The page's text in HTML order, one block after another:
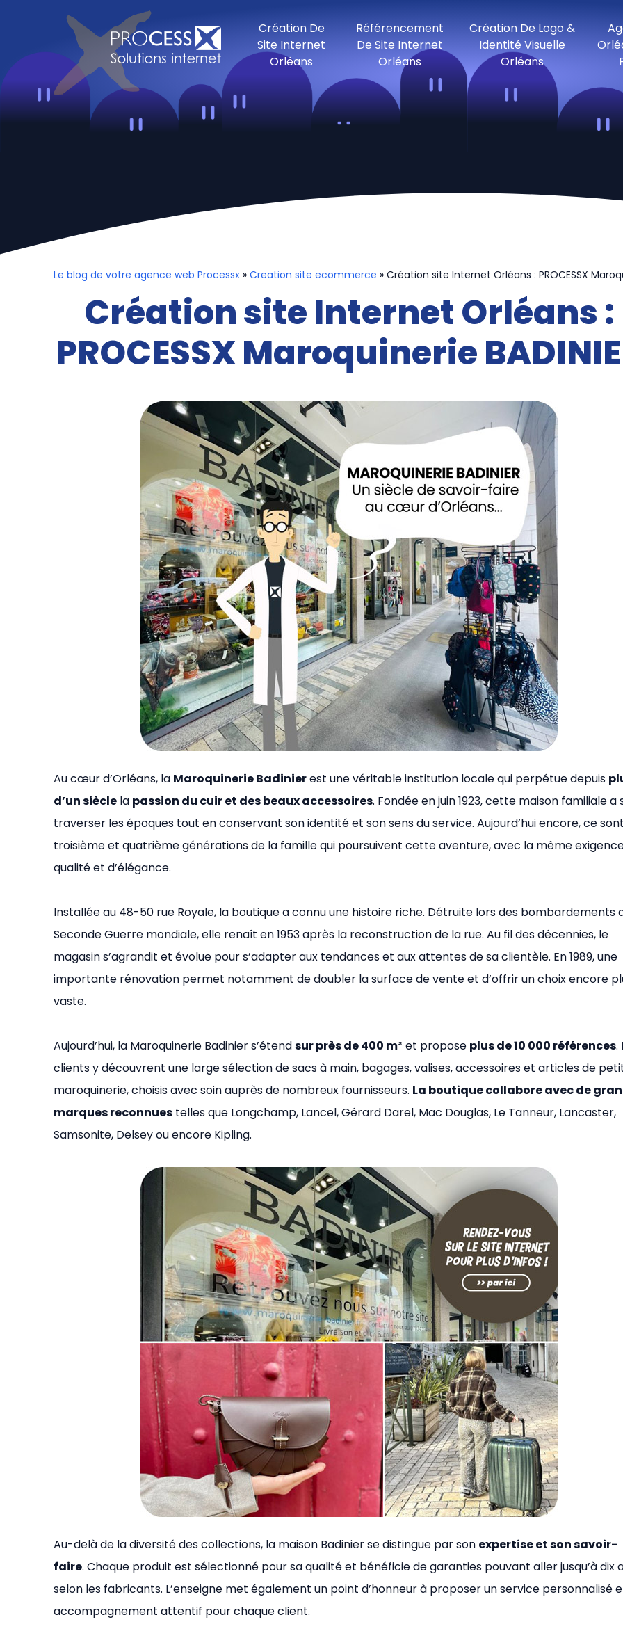
Création De
Site Internet
Orléans
Référencement
De Site Internet
Orléans
Création De Logo &
Identité Visuelle
Orléans
Le blog de votre agence web Processx » Creation site ecommerce » Création site Internet Orléans : PROCESSX
Création site Internet Orléans :
PROCESSX Maroquinerie
Au cœur d’Orléans, la Maroquinerie Badinierest une véritable institution locale qui perpétue depuis
d’un siècle la passion du cuir et des beaux accessoires. Fondée en juin 1923, cette maison familiale a
traverser les époques tout en conservant son identité et son sens du service. Aujourd’hui encore, ce
troisième et quatrième générations de la famille qui poursuivent cette aventure, avec la même
qualité et d’élégance.
Installée au 48-50 rue Royale, la boutique a connu une histoire riche. Détruite lors des bombardements
Seconde Guerre mondiale, elle renaît en 1953 après la reconstruction de la rue. Au fil des décennies, le
magasin s’agrandit et évolue pour s’adapter aux tendances et aux attentes de sa clientèle. En 1989, une
importante rénovation permet notamment de doubler la surface de vente et d’offrir un choix encore
vaste.
Aujourd’hui, la Maroquinerie Badinier s’étendsur près de 400 m² et propose plus de 10 000 références.
clients y découvrent une large sélection de sacs à main, bagages, valises, accessoires et articles de
maroquinerie, choisis avec soin auprès de nombreux fournisseurs. La boutique collabore avec de
marques reconnues telles que Longchamp, Lancel, Gérard Darel, Mac Douglas, Le Tanneur, Lancaster,
Samsonite, Delsey ou encore Kipling.
Au-delà de la diversité des collections, la maison Badinier se distingue par son expertise et son savoir-
faire. Chaque produit est sélectionné pour sa qualité et bénéficie de garanties pouvant aller jusqu’à dix
selon les fabricants. L’enseigne met également un point d’honneur à proposer un service personnalisé
accompagnement attentif pour chaque client.